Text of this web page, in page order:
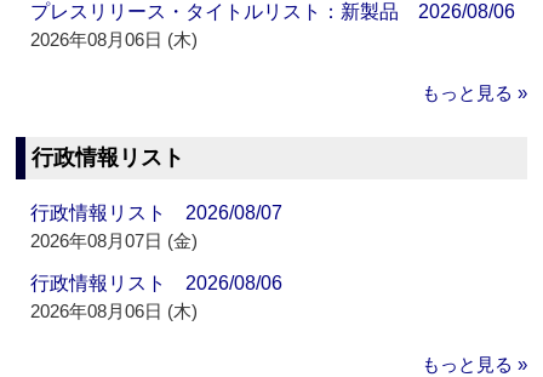
プレスリリース・タイトルリスト：新製品 2026/08/06
2026年08月06日 (木)
もっと見る »
行政情報リスト
行政情報リスト 2026/08/07
2026年08月07日 (金)
行政情報リスト 2026/08/06
2026年08月06日 (木)
もっと見る »